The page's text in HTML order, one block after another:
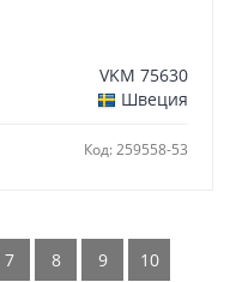
VKM 75630
Швеция
Код: 259558-53
7 8 9 10